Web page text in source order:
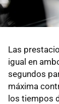
Las
igual en
segundos
máxima
los tiempos